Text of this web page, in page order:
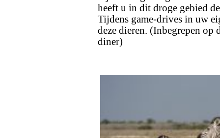
heeft u in dit droge gebied
Tijdens game-drives in uw
deze dieren. (Inbegrepen
diner)